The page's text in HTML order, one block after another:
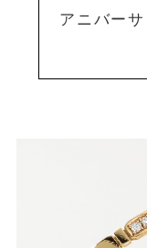
アニバー